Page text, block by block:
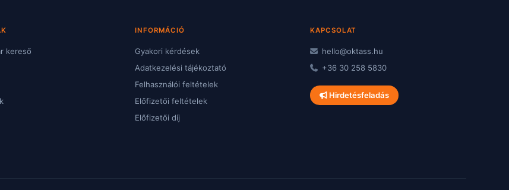
kereső
INFORMÁCIÓ
Gyakori kérdések
Adatkezelési tájékoztató
Felhasználói feltételek
Előfizetői feltételek
Előfizetői díj
KAPCSOLAT
hello@oktass.hu
+36 30 258 5830
Hirdetésfeladás